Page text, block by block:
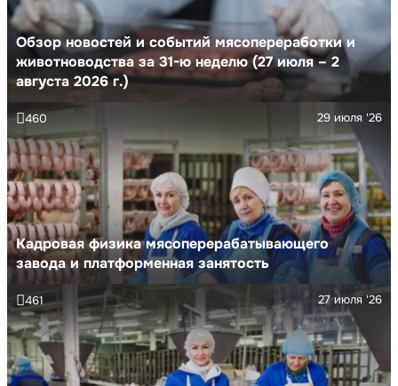
Обзор новостей и событий мясопереработки и
животноводства за 31-ю неделю (27 июля – 2
августа 2026 г.)
Кадровая физика мясоперерабатывающего
завода и платформенная занятость
29 июля '26
460
27 июля '26
461